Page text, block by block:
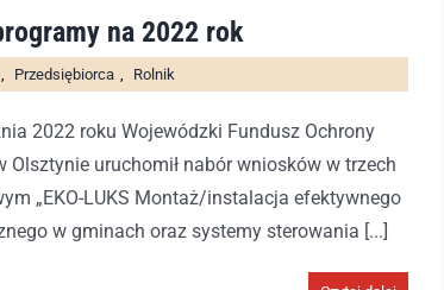
na 2022 rok
, Przedsiębiorca , Rolnik
2022 roku Wojewódzki Fundusz Ochrony
uruchomił nabór wniosków w trzech
„EKO-LUKS Montaż/instalacja efektywnego
w gminach oraz systemy sterowania [...]